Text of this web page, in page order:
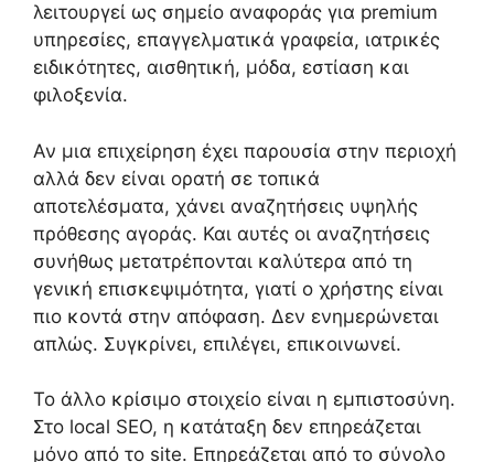
λειτουργεί ως σημείο αναφοράς για premium
υπηρεσίες, επαγγελματικά γραφεία, ιατρικές
ειδικότητες, αισθητική, μόδα, εστίαση και
φιλοξενία.
Αν μια επιχείρηση έχει παρουσία στην περιοχή
αλλά δεν είναι ορατή σε τοπικά
αποτελέσματα, χάνει αναζητήσεις υψηλής
πρόθεσης αγοράς. Και αυτές οι αναζητήσεις
συνήθως μετατρέπονται καλύτερα από τη
γενική επισκεψιμότητα, γιατί ο χρήστης είναι
πιο κοντά στην απόφαση. Δεν ενημερώνεται
απλώς. Συγκρίνει, επιλέγει, επικοινωνεί.
Το άλλο κρίσιμο στοιχείο είναι η εμπιστοσύνη.
Στο local SEO, η κατάταξη δεν επηρεάζεται
μόνο από το site. Επηρεάζεται από το σύνολο